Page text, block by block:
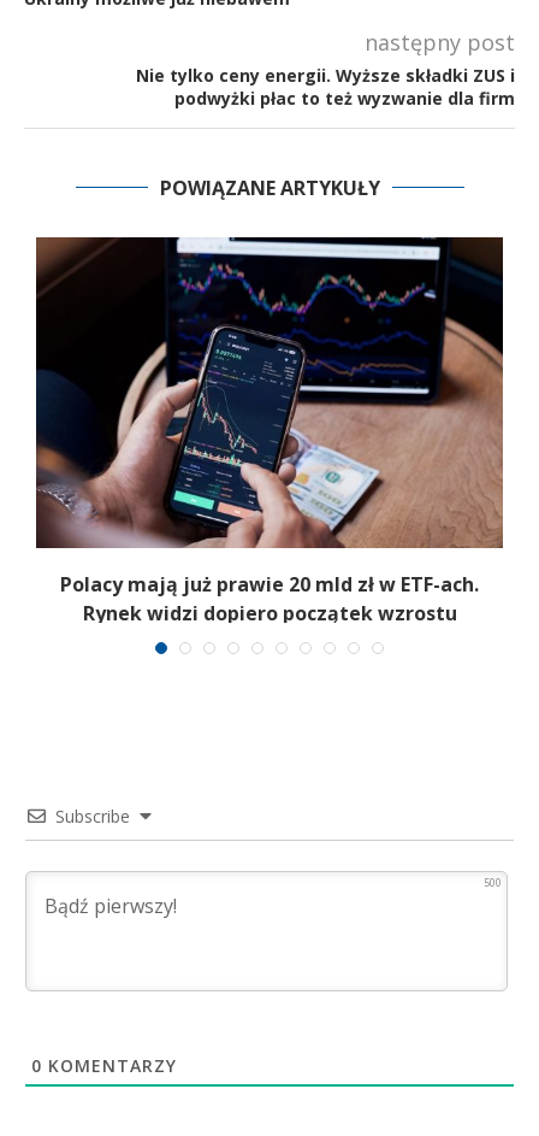
następny post
Nie tylko ceny energii. Wyższe składki ZUS i
podwyżki płac to też wyzwanie dla firm
POWIĄZANE ARTYKUŁY
Polacy mają już prawie 20 mld zł w ETF-ach.
Rynek widzi dopiero początek wzrostu
Subscribe
500
0 KOMENTARZY